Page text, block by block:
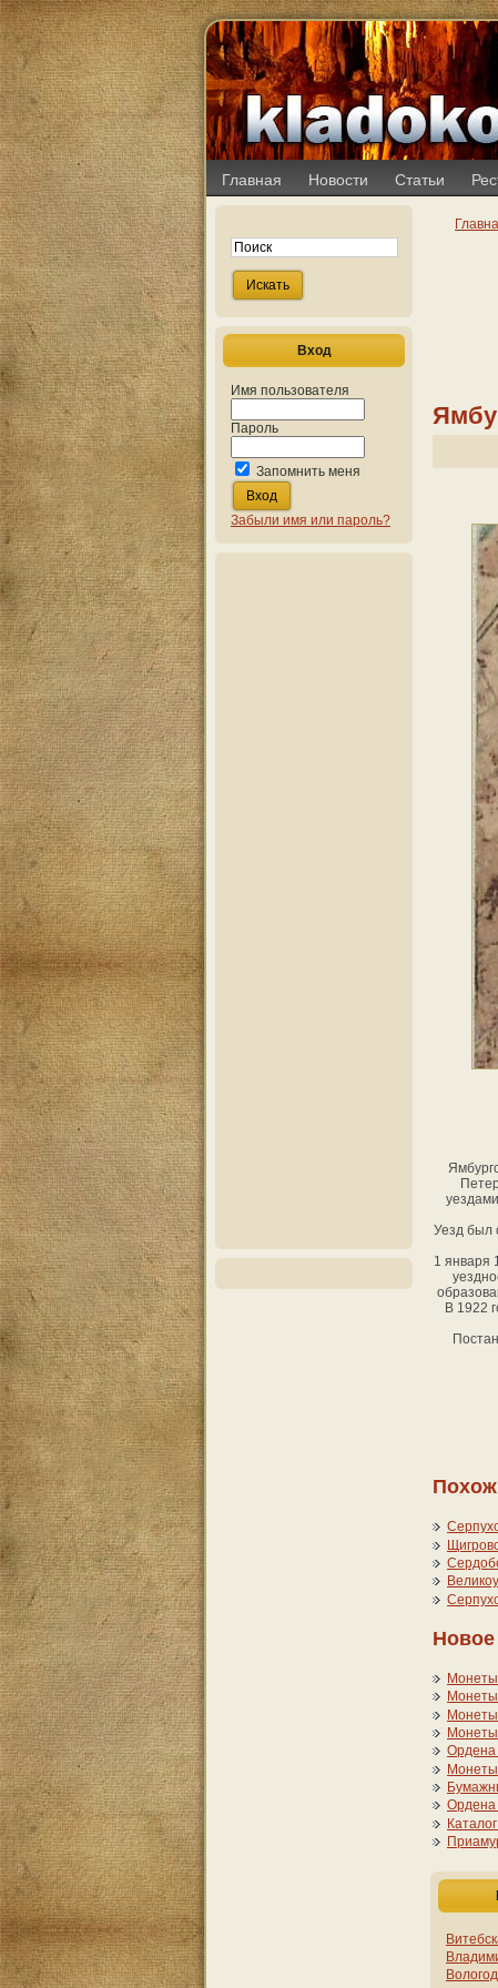
Главная Новости Статьи
Вход
Имя пользователя
Пароль
Запомнить меня
Забыли имя или пароль?
Уезд был
1 января
В 1922
Новое
Монеты
Монеты
Ордена